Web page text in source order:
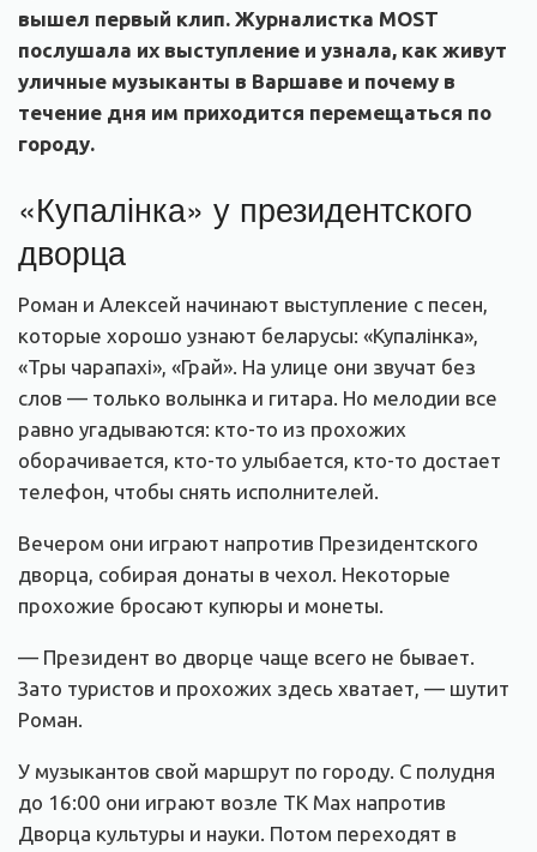
вышел первый клип. Журналистка MOST
послушала их выступление и узнала, как живут
уличные музыканты в Варшаве и почему в
течение дня им приходится перемещаться по
городу.
«Купалінка» у президентского
дворца
Роман и Алексей начинают выступление с песен,
которые хорошо узнают беларусы: «Купалінка»,
«Тры чарапахі», «Грай». На улице они звучат без
слов — только волынка и гитара. Но мелодии все
равно угадываются: кто-то из прохожих
оборачивается, кто-то улыбается, кто-то достает
телефон, чтобы снять исполнителей.
Вечером они играют напротив Президентского
дворца, собирая донаты в чехол. Некоторые
прохожие бросают купюры и монеты.
— Президент во дворце чаще всего не бывает.
Зато туристов и прохожих здесь хватает, — шутит
Роман.
У музыкантов свой маршрут по городу. С полудня
до 16:00 они играют возле ТК Max напротив
Дворца культуры и науки. Потом переходят в